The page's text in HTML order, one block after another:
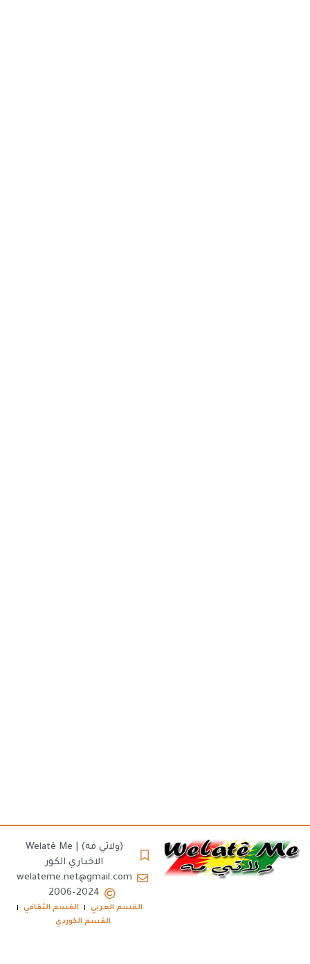
(ولاتي مه) | Welatê Me
الاخباري الكور
welateme.net@gmail.com
2006-2024
القسم العربي
القسم الثقافي
القسم الكوردي